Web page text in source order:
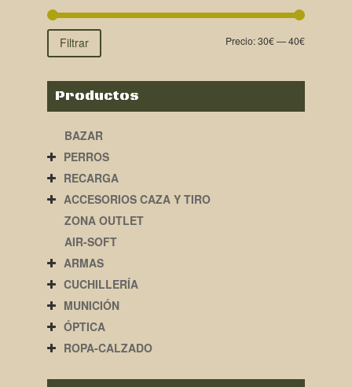
Filtrar Precio:30€—40€
Productos
BAZAR
PERROS
RECARGA
ACCESORIOS CAZA Y TIRO
ZONA OUTLET
AIR-SOFT
ARMAS
CUCHILLERÍA
MUNICIÓN
ÓPTICA
ROPA-CALZADO